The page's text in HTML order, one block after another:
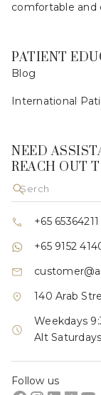
comfortable and
PATIENT
Blog
International
NEED
REACH OUT
+65 65364211
+65 9152
140 Arab
Weekdays
Alt
Follow us